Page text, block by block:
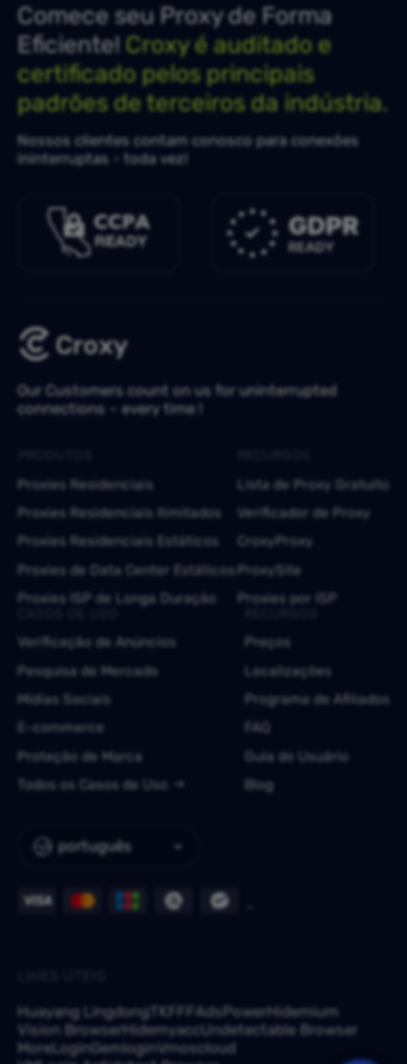
Comece seu Proxy de Forma
Eficiente!Croxy é auditado e
certificado pelos principais
padrões de terceiros da indústria.
Nossos clientes contam conosco para conexões
ininterruptas - toda vez!
Our Customers count on us for uninterrupted
connections – every time !
português
Proxies Residenciais
Proxies Residenciais Ilimitados
Proxies Residenciais Estáticos
Proxies de Data Center Estáticos
Proxies ISP de Longa Duração
Lista de Proxy Gratuito
Verificador de Proxy
CroxyProxy
ProxySite
Proxies por ISP
Verificação de Anúncios
Pesquisa de Mercado
Mídias Sociais
E-commerce
Proteção de Marca
Todos os Casos de Uso
Preços
Localizações
Programa de Afiliados
FAQ
Guia do Usuário
Blog
Huayang Lingdong TKFFF AdsPowerHidemium
Vision BrowserHidemyaccUndetectable Browser
MoreLoginGemlogin Vmoscloud